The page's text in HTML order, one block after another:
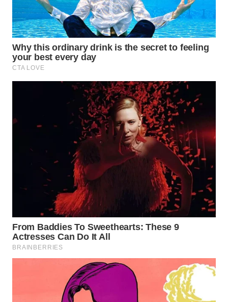
KARING
NEWS
JURNAL
MARITIM
FISUELRI
NEWS
CILEUNGSI
NEWS